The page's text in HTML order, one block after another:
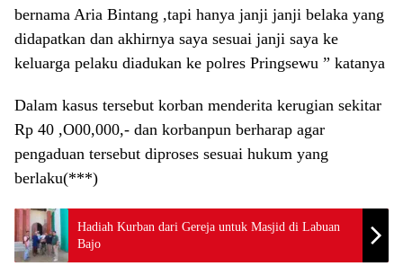
bernama Aria Bintang ,tapi hanya janji janji belaka yang
didapatkan dan akhirnya saya sesuai janji saya ke
keluarga pelaku diadukan ke polres Pringsewu ” katanya
Dalam kasus tersebut korban menderita kerugian sekitar
Rp 40 ,O00,000,- dan korbanpun berharap agar
pengaduan tersebut diproses sesuai hukum yang
berlaku(***)
Hadiah Kurban dari Gereja untuk Masjid di Labuan
Bajo